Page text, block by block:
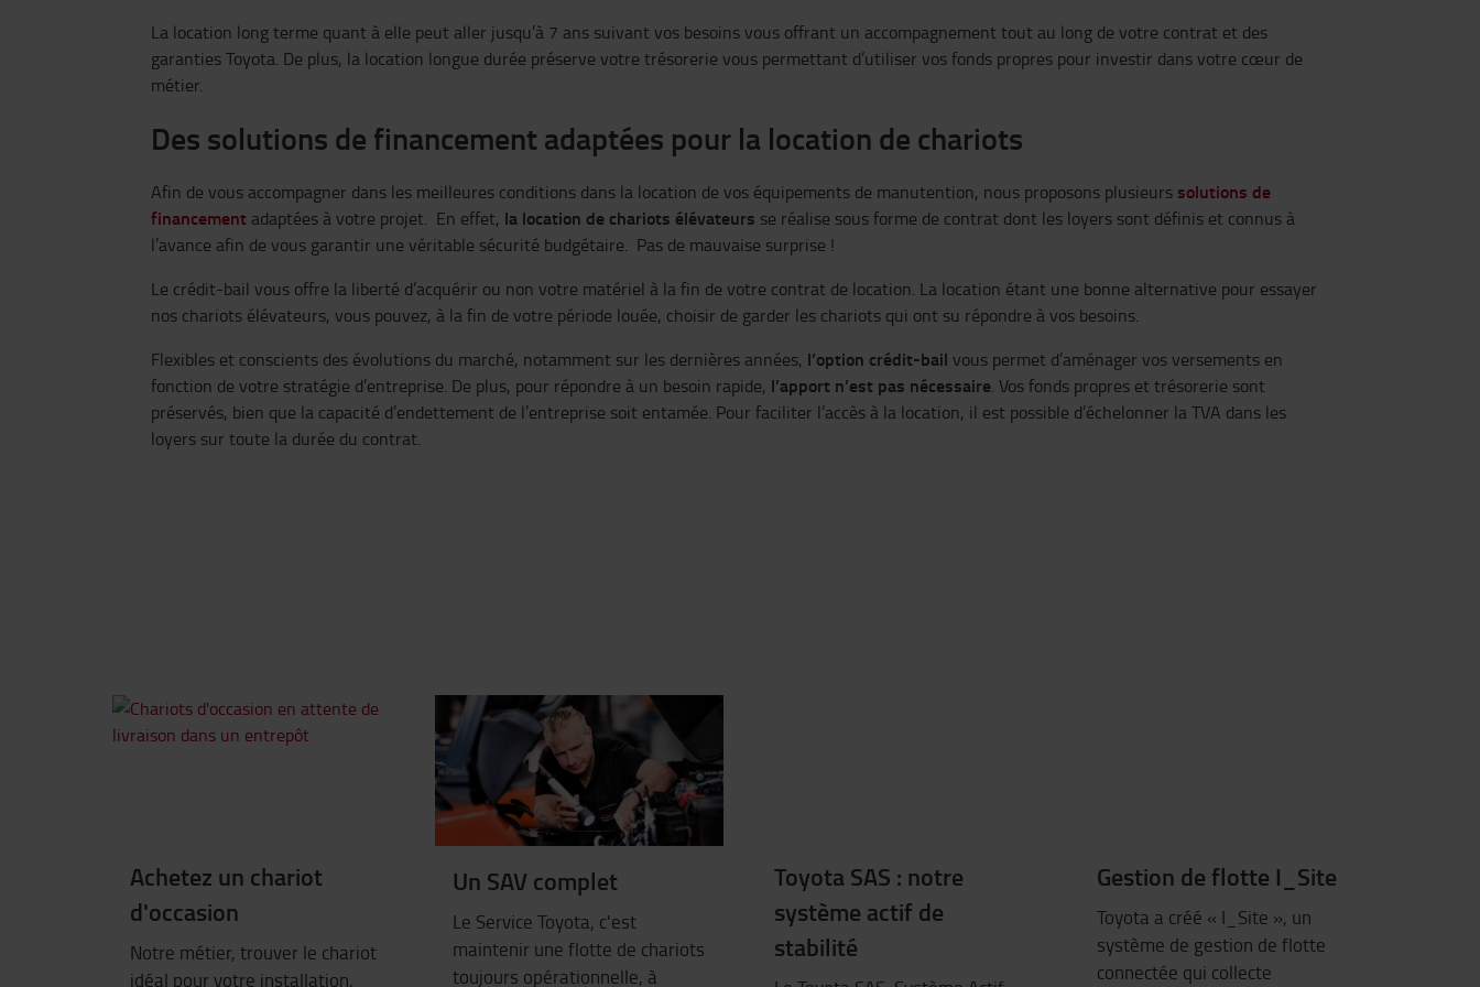
La location long terme quant à elle peut aller jusqu’à 7 ans suivant vos besoins vous offrant un accompagnement tout au long de votre contrat et des
garanties Toyota. De plus, la location longue durée préserve votre trésorerie vous permettant d’utiliser vos fonds propres pour investir dans votre cœur de
métier.
Des solutions de financement adaptées pour la location de chariots
Afin de vous accompagner dans les meilleures conditions dans la location de vos équipements de manutention, nous proposons plusieurs solutions de
financement adaptées à votre projet. En effet, la location de chariots élévateurs se réalise sous forme de contrat dont les loyers sont définis et connus à
l’avance afin de vous garantir une véritable sécurité budgétaire. Pas de mauvaise surprise !
Le crédit-bail vous offre la liberté d’acquérir ou non votre matériel à la fin de votre contrat de location. La location étant une bonne alternative pour essayer
nos chariots élévateurs, vous pouvez, à la fin de votre période louée, choisir de garder les chariots qui ont su répondre à vos besoins.
Flexibles et conscients des évolutions du marché, notamment sur les dernières années, l’option crédit-bail vous permet d’aménager vos versements en
fonction de votre stratégie d’entreprise. De plus, pour répondre à un besoin rapide, l’apport n’est pas nécessaire. Vos fonds propres et trésorerie sont
préservés, bien que la capacité d’endettement de l’entreprise soit entamée. Pour faciliter l’accès à la location, il est possible d’échelonner la TVA dans les
loyers sur toute la durée du contrat.
Achetez un chariot
d'occasion
Notre métier, trouver le chariot
idéal pour votre installation,
Un SAV complet
Le Service Toyota, c'est
maintenir une flotte de chariots
toujours opérationnelle, à
Toyota SAS : notre
système actif de
stabilité
Gestion de flotte I_Site
Toyota a créé « I_Site », un
système de gestion de flotte
connectée qui collecte